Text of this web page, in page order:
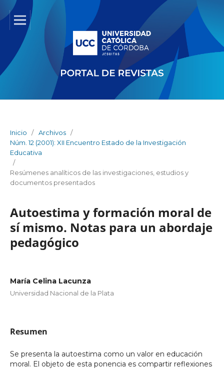
Inicio / Archivos /
Núm. 12 (2001): XII Encuentro Estado de la Investigación
Educativa
/
Resúmenes analíticos de las investigaciones, estudios y
documentos presentados
Autoestima y formación moral de
sí mismo. Notas para un abordaje
pedagógico
María Celina Lacunza
Universidad Nacional de la Plata
Resumen
Se presenta la autoestima como un valor en educación
moral. El objeto de esta ponencia es compartir reflexiones